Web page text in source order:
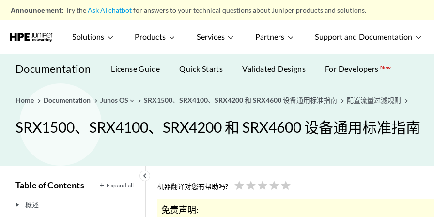
Announcement: Try theAsk AI chatbotfor answers to your technical questions about Juniper products and solutions.
Solutions Products Services Partners Support and Documentation
Documentation License Guide Quick Starts Validated Designs For DevelopersNew
Home Documentation Junos OS SRX1500、SRX4100、SRX4200 和 SRX4600 设备通用标准指南 配置流量过滤规则
SRX1500、SRX4100、SRX4200 和 SRX4600 设备通用标准指南
keyboard_arrow_left
Table of Contents Expand all
play_arrow 概述
机器翻译对您有帮助吗? star star star star star
免责声明: